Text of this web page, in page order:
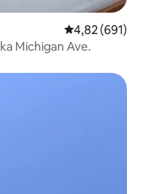
4,82 av 5 i
4,82 (691)
Michigan Ave.